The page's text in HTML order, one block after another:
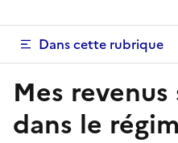
Dans cette rubrique
Mes
dans le